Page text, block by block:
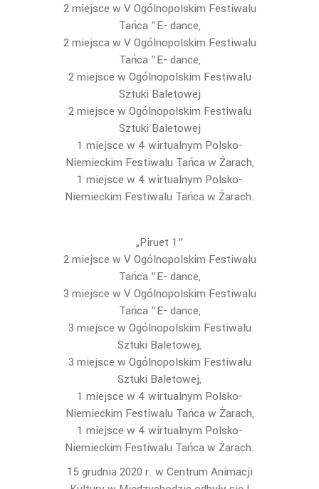
2 miejsce w V Ogólnopolskim Festiwalu
Tańca ”E- dance,
2 miejsca w V Ogólnopolskim Festiwalu
Tańca ”E- dance,
2 miejsce w Ogólnopolskim Festiwalu
Sztuki Baletowej
2 miejsce w Ogólnopolskim Festiwalu
Sztuki Baletowej
1 miejsce w 4 wirtualnym Polsko-
Niemieckim Festiwalu Tańca w Żarach,
1 miejsce w 4 wirtualnym Polsko-
Niemieckim Festiwalu Tańca w Żarach.
„Piruet 1”
2 miejsce w V Ogólnopolskim Festiwalu
Tańca ”E- dance,
3 miejsce w V Ogólnopolskim Festiwalu
Tańca ”E- dance,
3 miejsce w Ogólnopolskim Festiwalu
Sztuki Baletowej,
3 miejsce w Ogólnopolskim Festiwalu
Sztuki Baletowej,
1 miejsce w 4 wirtualnym Polsko-
Niemieckim Festiwalu Tańca w Żarach,
1 miejsce w 4 wirtualnym Polsko-
Niemieckim Festiwalu Tańca w Żarach.
15 grudnia 2020 r. w Centrum Animacji